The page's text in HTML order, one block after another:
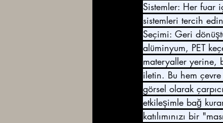
Sistemler: Her fuar
sistemleri tercih
Seçimi: Geri
alüminyum, PET
materyaller yerine,
iletin. Bu hem
görsel olarak
etkileşimle bağ
katılımınızı bir